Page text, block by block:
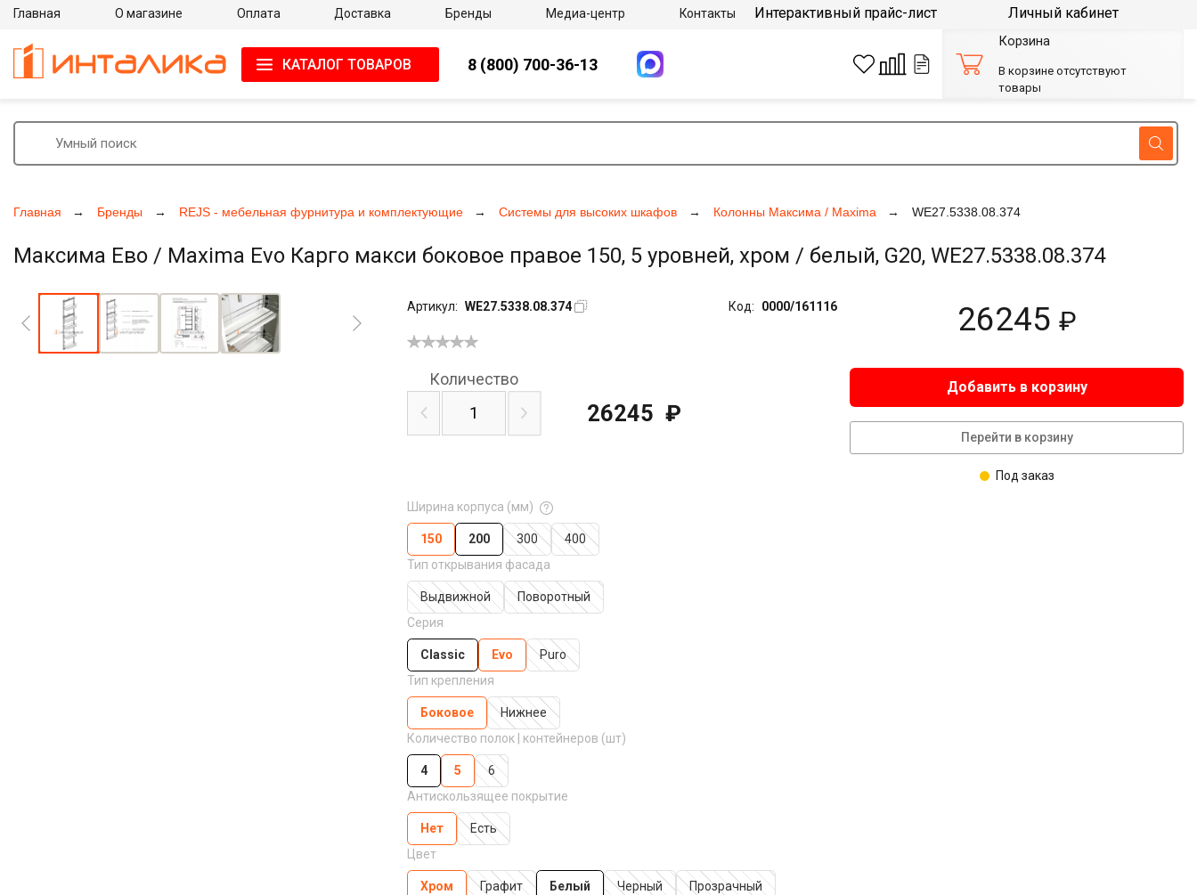
Главная Бренды REJS - мебельная фурнитура и комплектующие Системы для высоких шкафов Колонны Максима / Maxima WE27.5338.08.374
Максима Ево / Maxima Evo Карго макси боковое правое 150, 5 уровней, хром / белый, G20, WE27.5338.08.374
Артикул: WE27.5338.08.374 Код: 0000/161116 26245 ₽
Ширина корпуса (мм)
150 200 300
400
Тип открывания фасада
Выдвижной
Поворотный
Серия
Classic Evo
Puro
Тип крепления
Боковое
Нижнее
Количество полок | контейнеров (шт)
4 5
6
Антискользящее покрытие
Нет
Есть
Цвет
Хром Графит Белый Черный Прозрачный
Количество
26245 ₽
Добавить в корзину
Перейти в корзину
Под заказ
Главная О магазине Оплата Доставка Бренды Медиа-центр Контакты Интерактивный прайс-лист Личный кабинет
КАТАЛОГ ТОВАРОВ 8 (800) 700-36-13
Корзина
В корзине отсутствуют
товары